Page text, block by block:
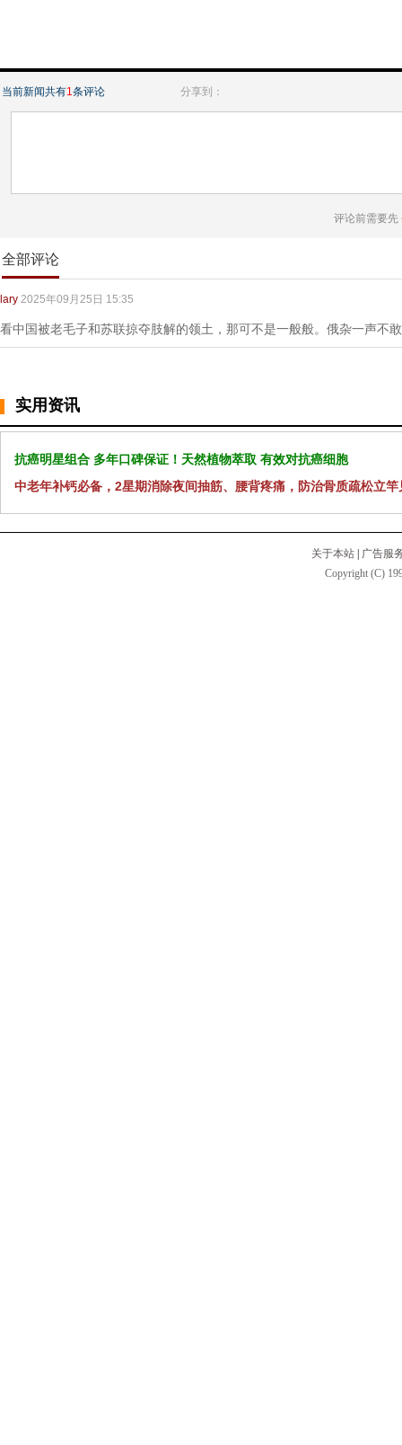
当前新闻共有1条评论 分享到：
评论前需要先
全部评论
lary 2025年09月25日 15:35
看中国被老毛子和苏联掠夺肢解的领土，那可不是一般般。俄杂一声不
实用资讯
抗癌明星组合 多年口碑保证！天然植物萃取 有效对抗癌细胞
中老年补钙必备，2星期消除夜间抽筋、腰背疼痛，防治骨质疏松立竿
关于本站
广告服
Copyright (C)